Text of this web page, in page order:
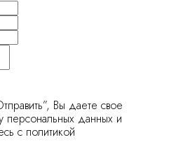
Вы даете свое
персональных данных и
с политикой